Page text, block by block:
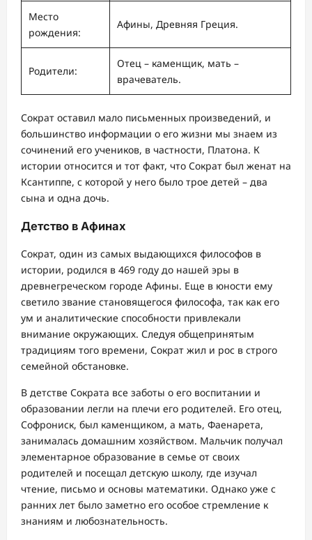
Место
рождения:
Афины, Древняя Греция.
Родители:
Отец – каменщик, мать –
врачеватель.
Сократ оставил мало письменных произведений, и
большинство информации о его жизни мы знаем из
сочинений его учеников, в частности, Платона. К
истории относится и тот факт, что Сократ был женат на
Ксантиппе, с которой у него было трое детей – два
сына и одна дочь.
Детство в Афинах
Сократ, один из самых выдающихся философов в
истории, родился в 469 году до нашей эры в
древнегреческом городе Афины. Еще в юности ему
светило звание становящегося философа, так как его
ум и аналитические способности привлекали
внимание окружающих. Следуя общепринятым
традициям того времени, Сократ жил и рос в строго
семейной обстановке.
В детстве Сократа все заботы о его воспитании и
образовании легли на плечи его родителей. Его отец,
Софрониск, был каменщиком, а мать, Фаенарета,
занималась домашним хозяйством. Мальчик получал
элементарное образование в семье от своих
родителей и посещал детскую школу, где изучал
чтение, письмо и основы математики. Однако уже с
ранних лет было заметно его особое стремление к
знаниям и любознательность.